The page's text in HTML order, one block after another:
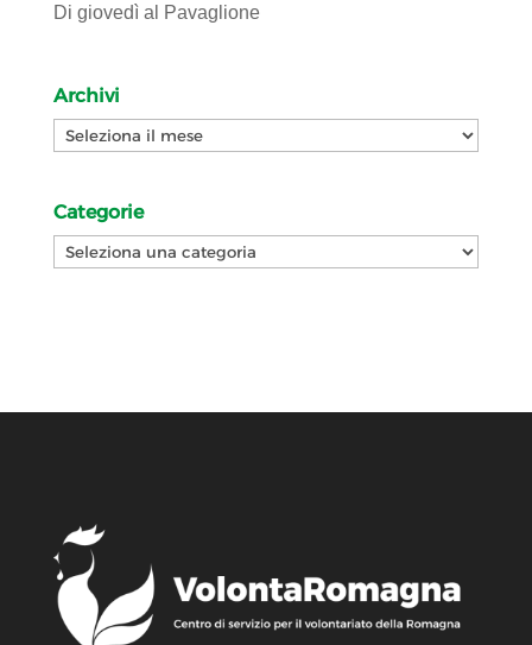
Di giovedì al Pavaglione
Archivi
Archivi
Categorie
Categorie